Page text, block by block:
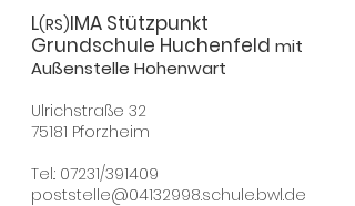
L(RS)IMA Stützpunkt
Grundschule Huchenfeld mit
Außenstelle Hohenwart
Ulrichstraße 32
75181 Pforzheim
Tel.: 07231/391409
poststelle@04132998.schule.bwl.de